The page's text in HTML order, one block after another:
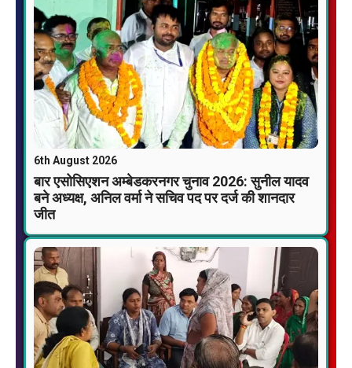
6th August 2026
बार एसोसिएशन अम्बेडकरनगर चुनाव 2026: सुनील यादव
बने अध्यक्ष, अनिल वर्मा ने सचिव पद पर दर्ज की शानदार
जीत